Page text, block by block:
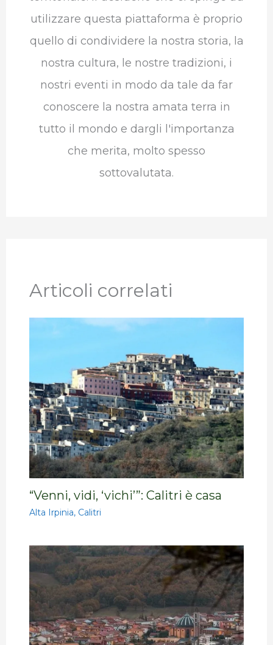
utilizzare questa piattaforma è proprio
quello di condividere la nostra storia, la
nostra cultura, le nostre tradizioni, i
nostri eventi in modo da tale da far
conoscere la nostra amata terra in
tutto il mondo e dargli l'importanza
che merita, molto spesso
sottovalutata.
Articoli correlati
“Venni, vidi, ‘vichi’”: Calitri è casa
Alta Irpinia, Calitri